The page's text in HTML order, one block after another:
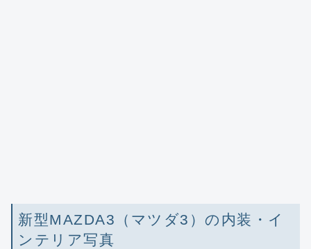
新型MAZDA3（マツダ3）の内装・イ
ンテリア写真